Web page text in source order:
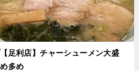
足利店】チャーシューメン大盛
多め